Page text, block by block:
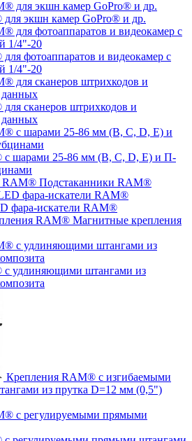
экшн камер GoPro® и др.
фотоаппаратов и видеокамер с
1/4"-20
сканеров штрихкодов и
данных
шарами 25-86 мм (B, C, D, E) и П-
Подстаканники RAM®
фара-искатели RAM®
Магнитные крепления
удлиняющими штангами из
Крепления RAM® с изгибаемыми
из прутка D=12 мм (0,5")